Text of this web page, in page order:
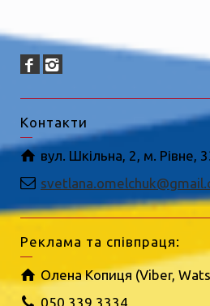
Контакти
вул. Шкільна, 2, м. Рівне,
Реклама та співпраця:
Олена Копиця (Viber,
050 339 3334